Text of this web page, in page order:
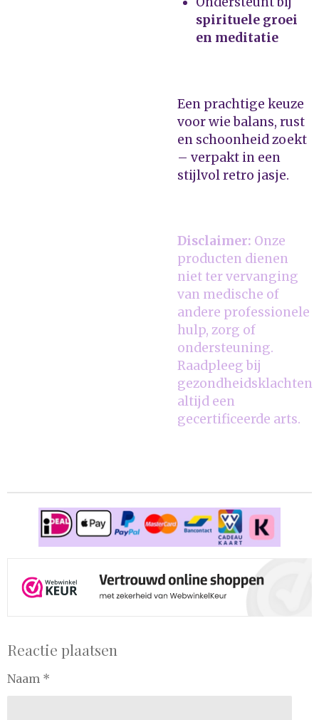
spirituele groei
en meditatie
Een prachtige keuze
voor wie balans, rust
en schoonheid zoekt
– verpakt in een
stijlvol retro jasje.
Disclaimer: Onze
producten dienen
niet ter vervanging
van medische of
andere professionele
hulp, zorg of
ondersteuning.
Raadpleeg bij
gezondheidsklachten
altijd een
gecertificeerde arts.
Reactie plaatsen
Naam *